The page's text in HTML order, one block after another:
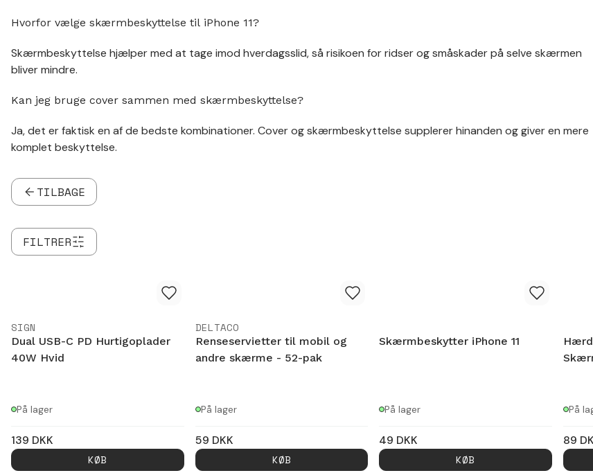
Hvorfor vælge skærmbeskyttelse til iPhone 11?
Skærmbeskyttelse hjælper med at tage imod hverdagsslid, så risikoen for ridser og småskader på selve skærmen
bliver mindre.
Kan jeg bruge cover sammen med skærmbeskyttelse?
Ja, det er faktisk en af de bedste kombinationer. Cover og skærmbeskyttelse supplerer hinanden og giver en mere
komplet beskyttelse.
TILBAGE
FILTRER
SIGN
Dual USB-C PD Hurtigoplader
40W Hvid
På lager
139 DKK
KØB
DELTACO
Renseservietter til mobil og
andre skærme - 52-pak
På lager
59 DKK
KØB
Skærmbeskytter iPhone 11
På lager
49 DKK
KØB
På
89